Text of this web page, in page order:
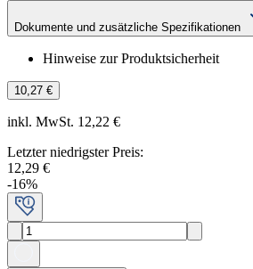
Dokumente und zusätzliche Spezifikationen
Hinweise zur Produktsicherheit
10,27 €
inkl. MwSt. 12,22 €
Letzter niedrigster Preis:
12,29 €
-16%